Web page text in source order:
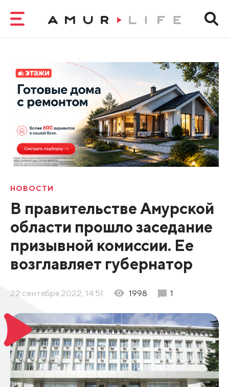
НОВОСТИ
В правительстве Амурской
области прошло заседание
призывной комиссии. Ее
возглавляет губернатор
22 сентября 2022, 14:51 1998 1